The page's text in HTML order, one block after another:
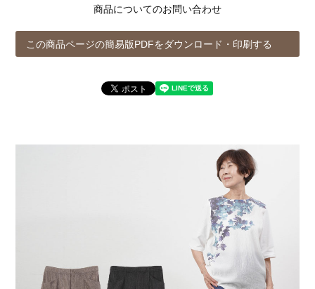
商品についてのお問い合わせ
この商品ページの簡易版PDFをダウンロード・印刷する